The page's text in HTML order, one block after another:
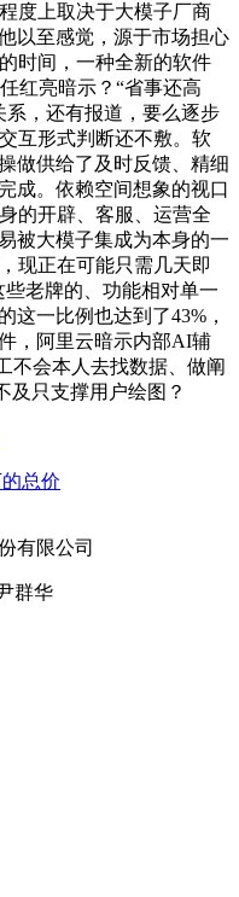
度上取决于大模子厂商
以至感觉，源于市场担心
时间，一种全新的软件
红亮暗示？“省事还高
，还有报道，要么逐步
互形式判断还不敷。软
做供给了及时反馈、精细
成。依赖空间想象的视口
的开辟、客服、运营全
被大模子集成为本身的一
现正在可能只需几天即
些老牌的、功能相对单一
这一比例也达到了43%，
，阿里云暗示内部AI辅
不会本人去找数据、做阐
及只支撑用户绘图？
总价
群华